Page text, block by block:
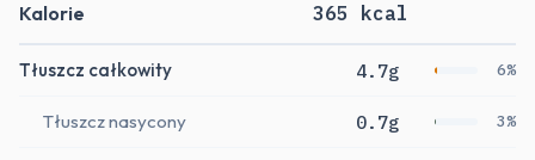
Kalorie 365 kcal
Tłuszcz całkowity 4.7g 6%
Tłuszcz nasycony 0.7g 3%